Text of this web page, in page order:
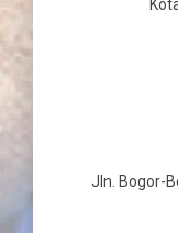
Jln. Bogor-